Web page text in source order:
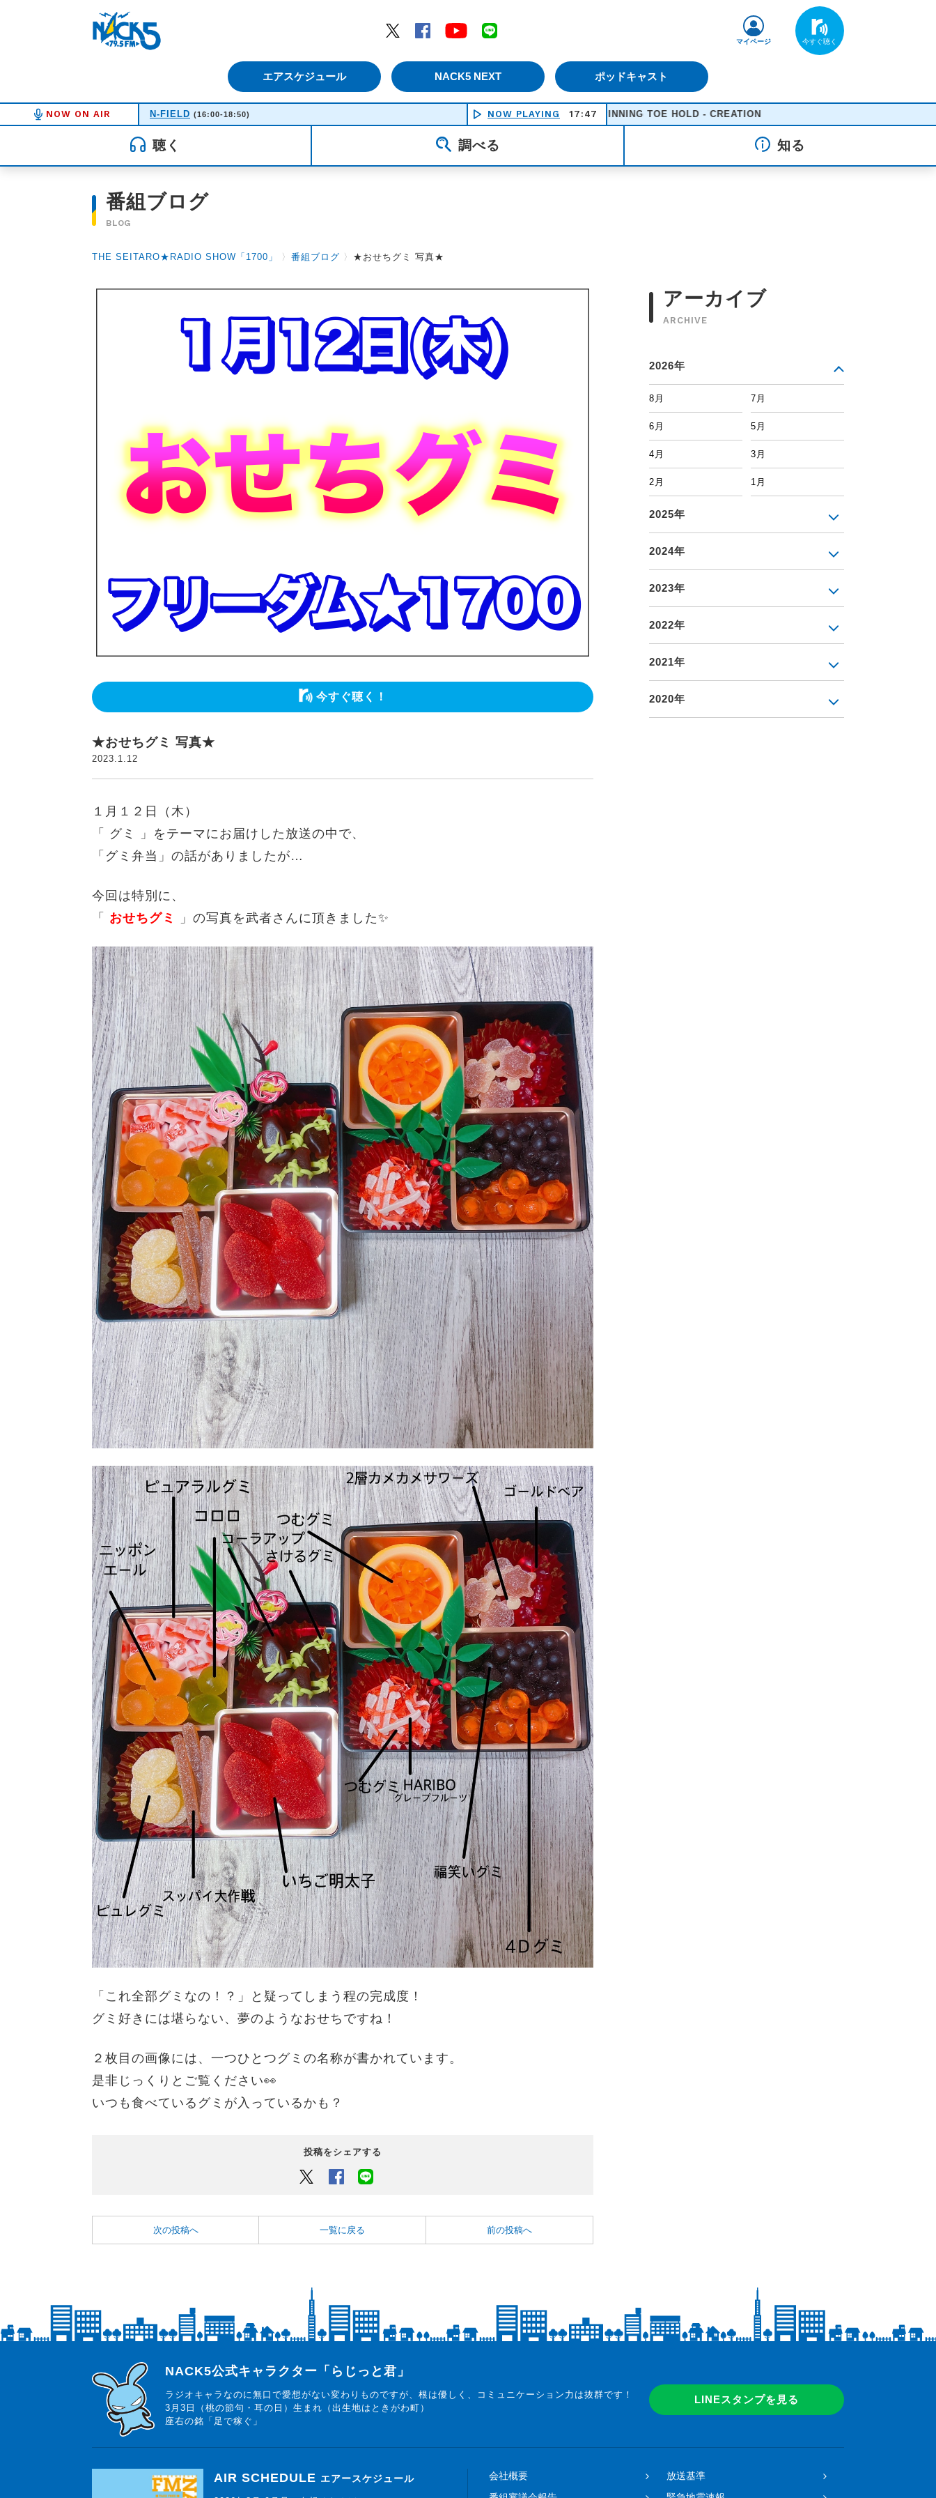
Twitter
Facebook YouTube
エアスケジュール NACK5 NEXT ポッドキャスト
マイページ
NOW ON AIR N-FIELD (16:00-18:50) NOW PLAYING 17:47
SPINNING TOE HOLD - CREATION
聴く 調べる 知る
番組ブログ
BLOG
THE SEITARO★RADIO SHOW「1700」 〉 番組ブログ 〉 ★おせちグミ 写真★
今すぐ聴く！
★おせちグミ 写真★
2023.1.12
１月１２日（木）
「 グミ 」をテーマにお届けした放送の中で、
「グミ弁当」の話がありましたが…
今回は特別に、
「 おせちグミ 」の写真を武者さんに頂きました✨
「これ全部グミなの！？」
と疑ってしまう程の完成度！
グミ好きには堪らない、夢のようなおせちですね！
２枚目の画像には、一つひとつグミの名称が書かれています。
是非じっくりとご覧ください👀
いつも食べているグミが入っているかも？
投稿をシェアする
Twitter Facebook
次の投稿へ 一覧に戻る 前の投稿へ
アーカイブ
ARCHIVE
2026年
8月 7月
6月 5月
4月 3月
2月 1月
2025年
2024年
2023年
2022年
2021年
2020年
らじっと君
NACK5公式キャラクター「らじっと君」
ラジオキャラなのに無口で愛想がない変わりものですが、根は優しく、コミュニケーション力は抜群です！
3月3日（桃の節句・耳の日）生まれ（出生地はときがわ町）
座右の銘「足で稼ぐ」
LINEスタンプを見る
AIR SCHEDULE エアースケジュール 会社概要
放送基準